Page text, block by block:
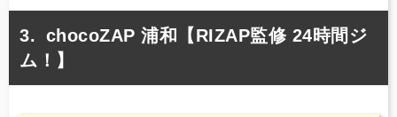
chocoZAP 浦和【RIZAP監修 24時間ジ
ム！】